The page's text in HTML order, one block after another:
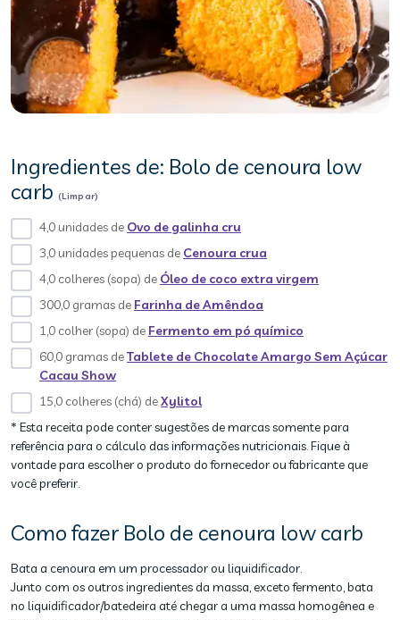
Ingredientes de: Bolo de cenoura low
carb (Limpar)
4,0 unidades de Ovo de galinha cru
3,0 unidades pequenas de Cenoura crua
4,0 colheres (sopa) de Óleo de coco extra virgem
300,0 gramas de Farinha de Amêndoa
1,0 colher (sopa) de Fermento em pó químico
60,0 gramas deTablete de Chocolate Amargo Sem Açúcar
Cacau Show
15,0 colheres (chá) deXylitol
* Esta receita pode conter sugestões de marcas somente para
referência para o cálculo das informações nutricionais. Fique à
vontade para escolher o produto do fornecedor ou fabricante que
você preferir.
Como fazer Bolo de cenoura low carb
Bata a cenoura em um processador ou liquidificador.
Junto com os outros ingredientes da massa, exceto fermento, bata
no liquidificador/batedeira até chegar a uma massa homogênea e